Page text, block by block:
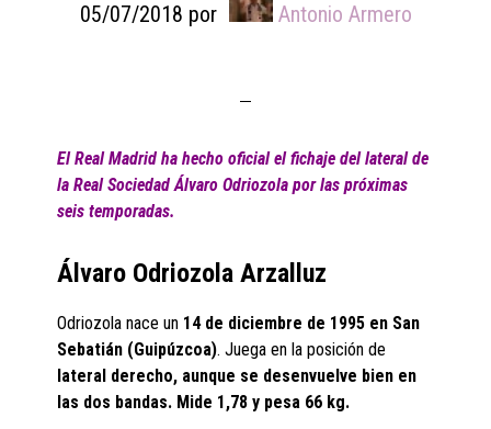
05/07/2018 por Antonio Armero
El Real Madrid ha hecho oficial el fichaje del lateral de
la Real Sociedad Álvaro Odriozola por las próximas
seis temporadas.
Álvaro Odriozola Arzalluz
Odriozola nace un 14 de diciembre de 1995 en San
Sebatián (Guipúzcoa). Juega en la posición de
lateral derecho, aunque se desenvuelve bien en
las dos bandas. Mide 1,78 y pesa 66 kg.